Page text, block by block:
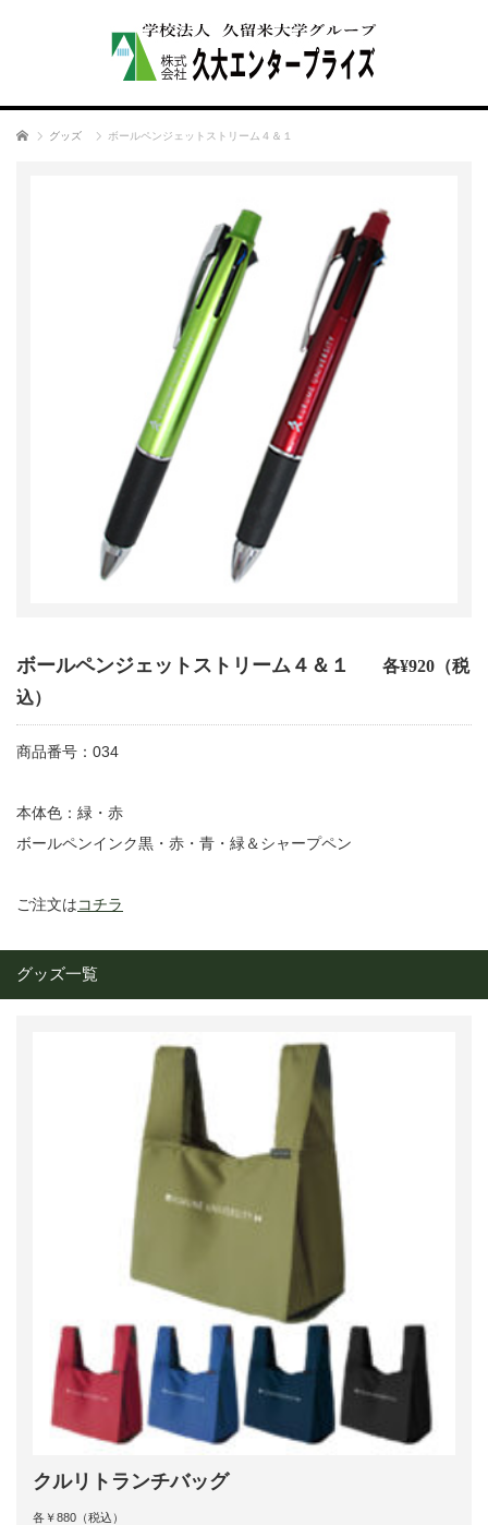
ホーム グッズ ボールペンジェットストリーム４＆１
ボールペンジェットストリーム４＆１
各¥920（税
込）
商品番号：034
本体色：緑・赤
ボールペンインク黒・赤・青・緑＆シャープペン
ご注文はコチラ
グッズ一覧
クルリトランチバッグ
各￥880（税込）